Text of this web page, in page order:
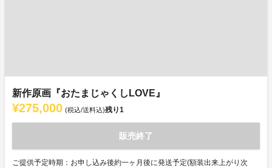
新作原画『おたまじゃくしLOVE』
¥275,000 (税込/送料込)残り1
販売終了
ご提供予定時期：お申し込み後約一ヶ月後に発送予定(額装出来上がり次